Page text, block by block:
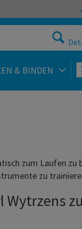
& BINDEN
zum Laufen zu
zu
Wytrzens